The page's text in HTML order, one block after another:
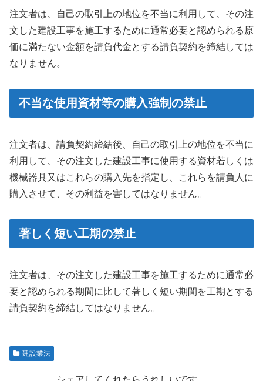
注文者は、自己の取引上の地位を不当に利用して、その注
文した建設工事を施工するために通常必要と認められる原
価に満たない金額を請負代金とする請負契約を締結しては
なりません。
不当な使用資材等の購入強制の禁止
注文者は、請負契約締結後、自己の取引上の地位を不当に
利用して、その注文した建設工事に使用する資材若しくは
機械器具又はこれらの購入先を指定し、これらを請負人に
購入させて、その利益を害してはなりません。
著しく短い工期の禁止
注文者は、その注文した建設工事を施工するために通常必
要と認められる期間に比して著しく短い期間を工期とする
請負契約を締結してはなりません。
建設業法